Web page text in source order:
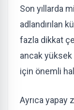
Son yıllarda
adlandırılan
fazla dikkat
ancak
için önemli
Ayrıca yapay